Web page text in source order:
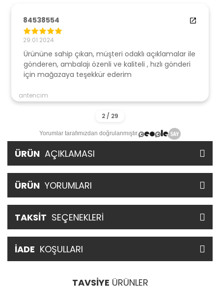
84538554
29.01.2024
Ürününe sahip çıkan, müşteri odaklı açıklamalar ile
gönderen, ambalajı özenli ve kaliteli , hızlı gönderi
için mağazaya teşekkür ederim
antencim
Yorumlar tarafımızdan doğrulanmıştır.
ÜRÜN AÇIKLAMASI
ÜRÜN YORUMLARI
TAKSİT SEÇENEKLERİ
İADE KOŞULLARI
TAVSİYE ÜRÜNLER